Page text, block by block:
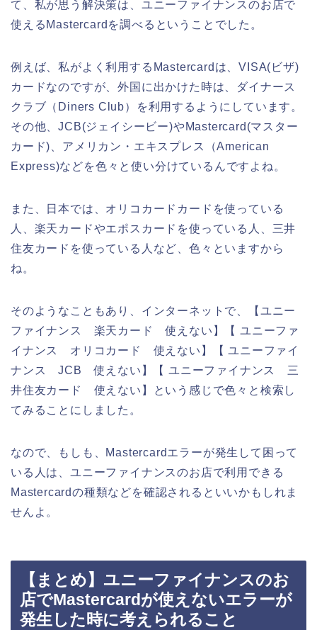
て、私が思う解決策は、ユニーファイナンスのお店で
使えるMastercardを調べるということでした。
例えば、私がよく利用するMastercardは、VISA(ビザ)
カードなのですが、外国に出かけた時は、ダイナース
クラブ（Diners Club）を利用するようにしています。
その他、JCB(ジェイシービー)やMastercard(マスター
カード)、アメリカン・エキスプレス（American
Express)などを色々と使い分けているんですよね。
また、日本では、オリコカードカードを使っている
人、楽天カードやエポスカードを使っている人、三井
住友カードを使っている人など、色々といますから
ね。
そのようなこともあり、インターネットで、【ユニー
ファイナンス 楽天カード 使えない】【 ユニーファ
イナンス オリコカード 使えない】【 ユニーファイ
ナンス JCB 使えない】【 ユニーファイナンス 三
井住友カード 使えない】という感じで色々と検索し
てみることにしました。
なので、もしも、Mastercardエラーが発生して困って
いる人は、ユニーファイナンスのお店で利用できる
Mastercardの種類などを確認されるといいかもしれま
せんよ。
【まとめ】ユニーファイナンスのお
店でMastercardが使えないエラーが
発生した時に考えられること